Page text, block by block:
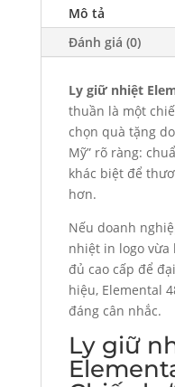
Mô tả
Đánh giá (0)
Ly giữ nhiệt
thuần là một
chọn quà tặng
Mỹ” rõ ràng:
khác biệt để
hơn.
Nếu doanh
nhiệt in logo vừa
đủ cao cấp để
hiệu, Elemental
đáng cân nhắc.
Ly giữ